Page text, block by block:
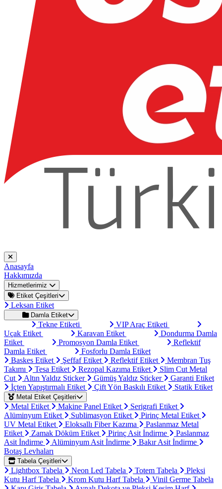
Anasayfa
Hakkımızda
Hizmetlerimiz
Etiket Çeşitleri
Leksan Etiket
Damla Etiket
Tekne Etiketi
VIP Araç Etiketi
Uçak Etiket
Karavan Etiket
Dondurma Damla
Etiket
Promosyon Damla Etiket
Reflektif
Damla Etiket
Fosforlu Damla Etiket
Baskes Etiket
Şeffaf Etiket Reflektif Etiket
Membran Tuş
Takımı
Tesa Etiket Rezopal Kazıma Etiket
Slim Cut Metal
Cut
Altın Yaldız Sticker Gümüş Yaldız Sticker
Garanti Etiket
İçten Yapıştırmalı Etiket
Çift Yön Baskılı Etiket Statik Etiket
Metal Etiket Çeşitleri
Metal Etiket Makine Panel Etiket
Serigrafi Etiket
Alüminyum Etiket
Sublimasyon Etiket
Pirinç Metal Etiket
UV Metal Etiket
Eloksallı Fiber Kazıma
Paslanmaz Metal
Etiket
Zamak Döküm Etiket Pirinç Asit İndirme
Paslanmaz
Asit İndirme
Alüminyum Asit İndirme
Bakır Asit İndirme
Botaş Levhaları
Tabela Çeşitleri
Lightbox Tabela Neon Led Tabela Totem Tabela
Pleksi
Kutu Harf Tabela
Krom Kutu Harf Tabela
Vinil Germe Tabela